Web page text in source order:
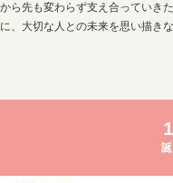
から先も変わらず支え合っていき
に、大切な人との未来を思い描き